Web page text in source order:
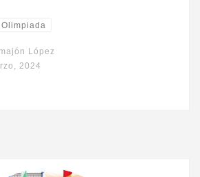
Olimpiada
López
2024